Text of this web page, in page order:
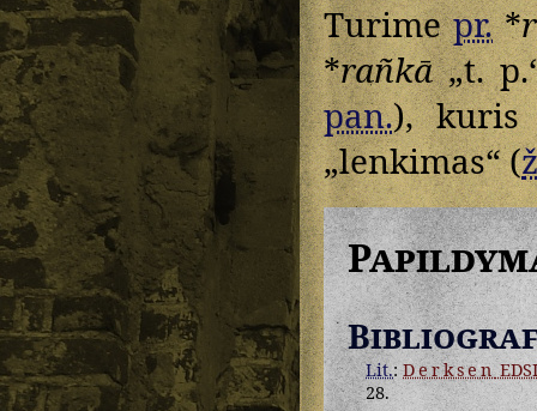
Turimepr.*
*rañkā„t.
pan.),
„lenkimas“ (
Lit.:Derksen
28.